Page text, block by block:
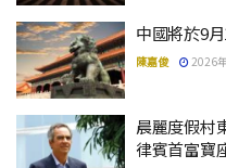
中國將於9
陳嘉俊 2026
晨麗度假村
律賓首富寶